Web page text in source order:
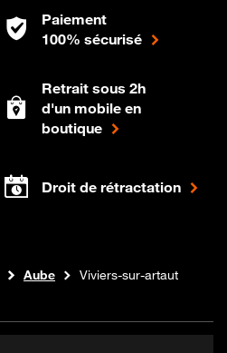
Paiement
100% sécurisé
Retrait sous 2h
d'un mobile en
boutique
Droit de rétractation
Aube Viviers-sur-artaut